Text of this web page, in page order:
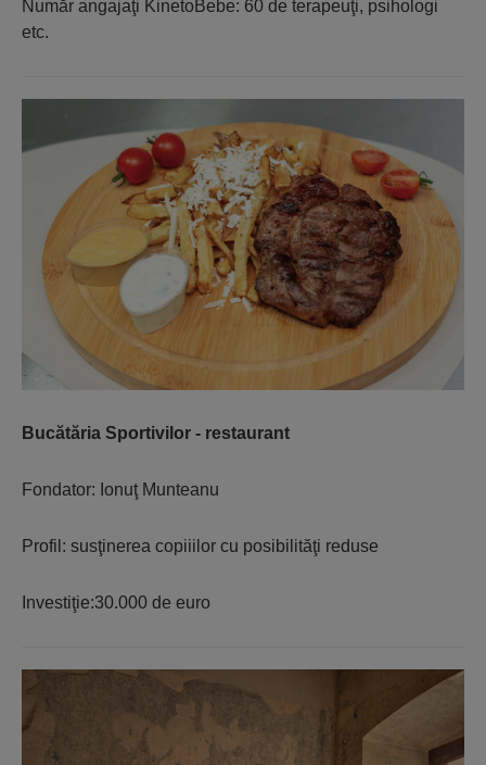
Număr angajaţi KinetoBebe: 60 de terapeuţi, psihologi
etc.
Bucătăria Sportivilor - restaurant
Fondator: Ionuţ Munteanu
Profil: susţinerea copiiilor cu posibilităţi reduse
Investiţie:30.000 de euro